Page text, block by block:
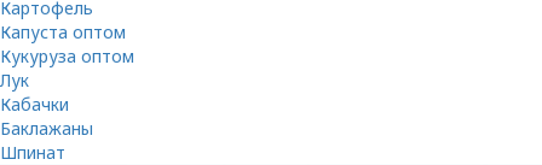
Картофель
Капуста оптом
Кукуруза оптом
Лук
Кабачки
Баклажаны
Шпинат